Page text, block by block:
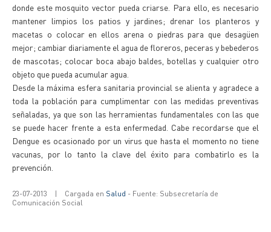
donde este mosquito vector pueda criarse. Para ello, es necesario
mantener limpios los patios y jardines; drenar los planteros y
macetas o colocar en ellos arena o piedras para que desagüen
mejor; cambiar diariamente el agua de floreros, peceras y bebederos
de mascotas; colocar boca abajo baldes, botellas y cualquier otro
objeto que pueda acumular agua.
Desde la máxima esfera sanitaria provincial se alienta y agradece a
toda la población para cumplimentar con las medidas preventivas
señaladas, ya que son las herramientas fundamentales con las que
se puede hacer frente a esta enfermedad. Cabe recordarse que el
Dengue es ocasionado por un virus que hasta el momento no tiene
vacunas, por lo tanto la clave del éxito para combatirlo es la
prevención.
23-07-2013 | Cargada en Salud - Fuente: Subsecretaría de
Comunicación Social